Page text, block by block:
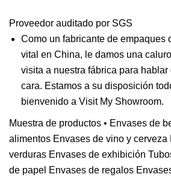
Proveedor auditado por SGS
Como un fabricante de empaques
vital en China, le damos una
visita a nuestra fábrica para
cara. Estamos a su disposición
bienvenido a Visit My Showroom.
Muestra de productos • Envases de
alimentos Envases de vino y cerveza
verduras Envases de exhibición
de papel Envases de regalos